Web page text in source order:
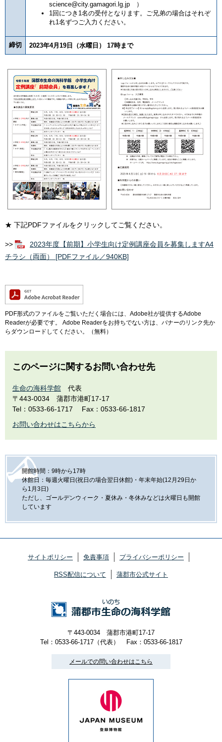
science@city.gamagori.lg.jp）
1回につき1名の受付となります。ご兄弟の場合はそれぞ
れ1名ずつご入力ください。
締切 2023年4月19日（水曜日） 17時まで
★ 下記PDFファイルをクリックしてご覧ください。
>>
2023年度【前期】小学生向け定例講座会員を募集しますA4
チラシ（両面） [PDFファイル／940KB]
PDF形式のファイルをご覧いただく場合には、Adobe社が提供するAdobe
Readerが必要です。
Adobe Readerをお持ちでない方は、バナーのリンク先か
らダウンロードしてください。（無料）
このページに関するお問い合わせ先
生命の海科学館
代表
〒443-0034
蒲郡市港町17-17
Tel：0533-66-1717
Fax：0533-66-1817
お問い合わせはこちらから
開館時間：9時から17時
休館日：毎週火曜日(祝日の場合翌日休館)・年末年始(12月29日か
ら1月3日)
ただし、ゴールデンウィーク・夏休み・冬休みなどは火曜日も開館
しています
サイトポリシー 免責事項 プライバシーポリシー
RSS配信について 蒲郡市公式サイト
〒443-0034 蒲郡市港町17-17
Tel：0533-66-1717（代表）
Fax：0533-66-1817
メールでの問い合わせはこちら